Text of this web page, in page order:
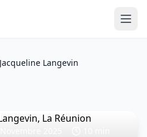
Langevin